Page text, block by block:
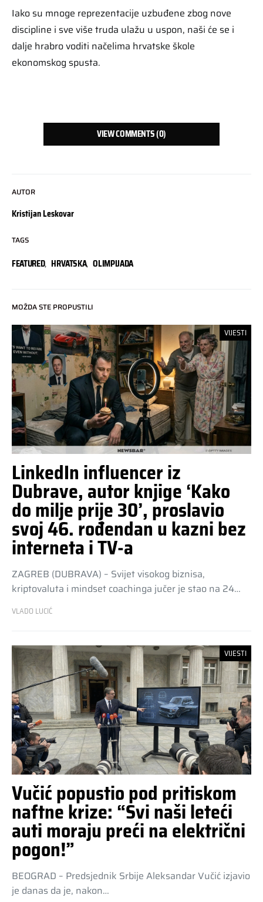
AUTOR
Kristijan Leskovar
TAGS
FEATURED, HRVATSKA, OLIMPIJADA
Iako su mnoge reprezentacije uzbuđene zbog nove
discipline i sve više truda ulažu u uspon, naši će se i
dalje hrabro voditi načelima hrvatske škole
ekonomskog spusta.
VIEW COMMENTS (0)
MOŽDA STE PROPUSTILI
VIJESTI
LinkedIn influencer iz
Dubrave, autor knjige ‘Kako
do milje prije 30’, proslavio
svoj 46. rođendan u kazni bez
interneta i TV-a
ZAGREB (DUBRAVA) – Svijet visokog biznisa,
kriptovaluta i mindset coachinga jučer je stao na 24…
VLADO LUCIĆ
VIJESTI
Vučić popustio pod pritiskom
naftne krize: “Svi naši leteći
auti moraju preći na električni
pogon!”
BEOGRAD – Predsjednik Srbije Aleksandar Vučić izjavio
je danas da je, nakon…